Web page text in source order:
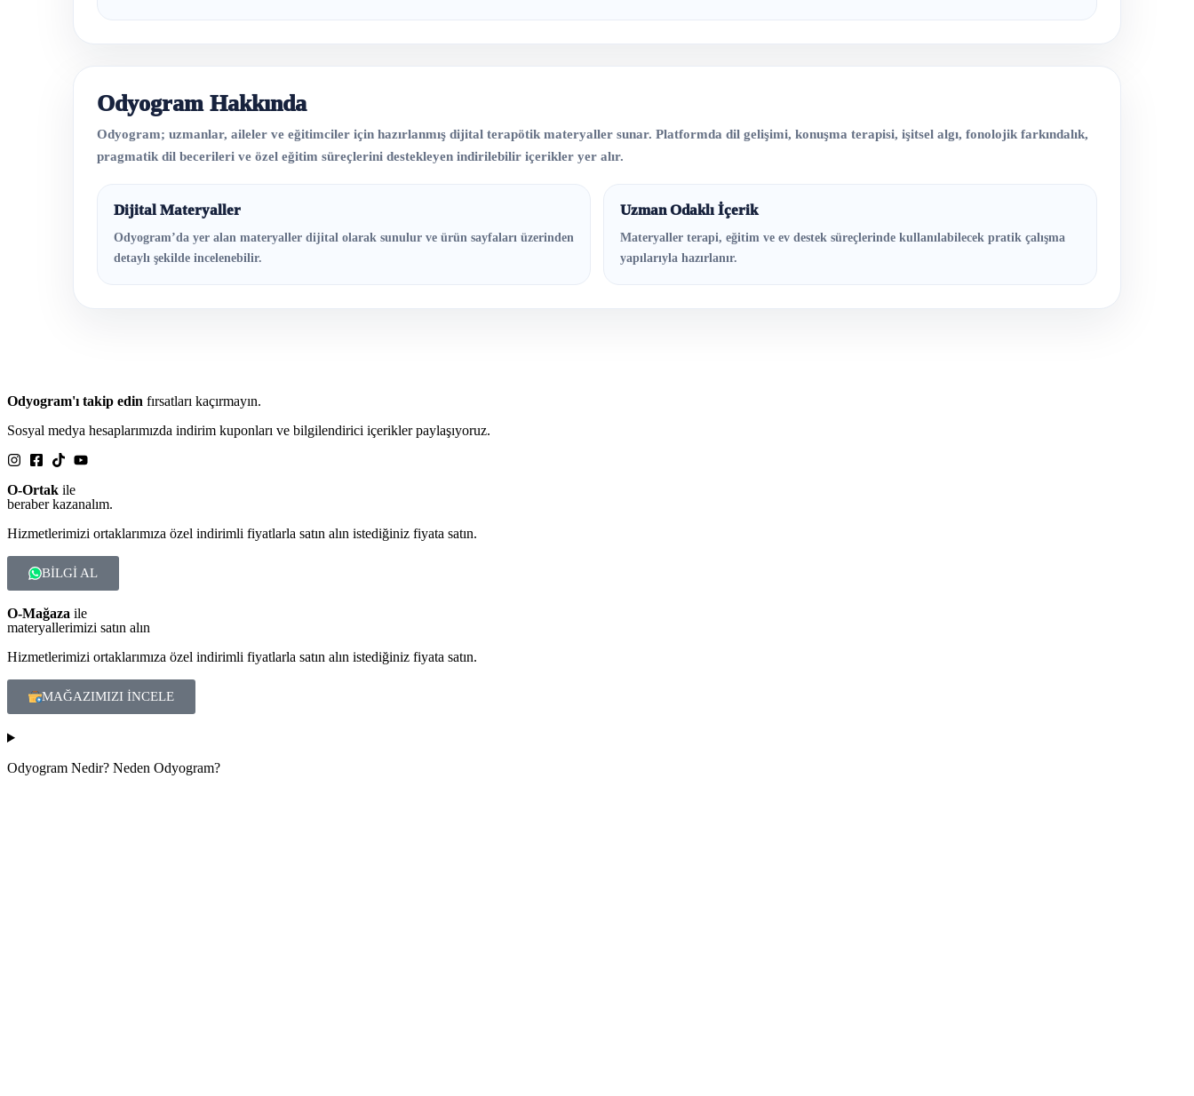
Odyogram Hakkında
Odyogram; uzmanlar, aileler ve eğitimciler için hazırlanmış dijital terapötik materyaller sunar. Platformda dil gelişimi, konuşma terapisi, işitsel algı, fonolojik farkındalık,
pragmatik dil becerileri ve özel eğitim süreçlerini destekleyen indirilebilir içerikler yer alır.
Dijital Materyaller
Odyogram’da yer alan materyaller dijital olarak sunulur ve ürün sayfaları üzerinden
detaylı şekilde incelenebilir.
Uzman Odaklı İçerik
Materyaller terapi, eğitim ve ev destek süreçlerinde kullanılabilecek pratik çalışma
yapılarıyla hazırlanır.
Odyogram'ı takip edin fırsatları kaçırmayın.
Sosyal medya hesaplarımızda indirim kuponları ve bilgilendirici içerikler paylaşıyoruz.
O-Ortak ile
beraber kazanalım.
Hizmetlerimizi ortaklarımıza özel indirimli fiyatlarla satın alın istediğiniz fiyata satın.
BİLGİ AL
O-Mağaza ile
materyallerimizi satın alın
Hizmetlerimizi ortaklarımıza özel indirimli fiyatlarla satın alın istediğiniz fiyata satın.
MAĞAZIMIZI İNCELE
Odyogram Nedir? Neden Odyogram?